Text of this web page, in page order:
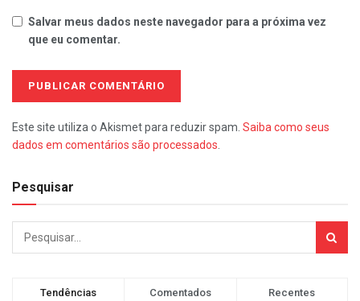
Salvar meus dados neste navegador para a próxima vez
que eu comentar.
Este site utiliza o Akismet para reduzir spam. Saiba como seus
dados em comentários são processados
Pesquisar
Tendências Comentados Recentes